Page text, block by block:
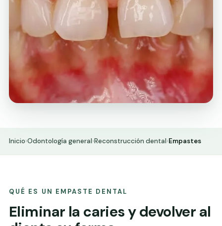
Inicio›Odontología general›Reconstrucción dental›Empastes
QUÉ ES UN EMPASTE DENTAL
Eliminar la caries y devolver al